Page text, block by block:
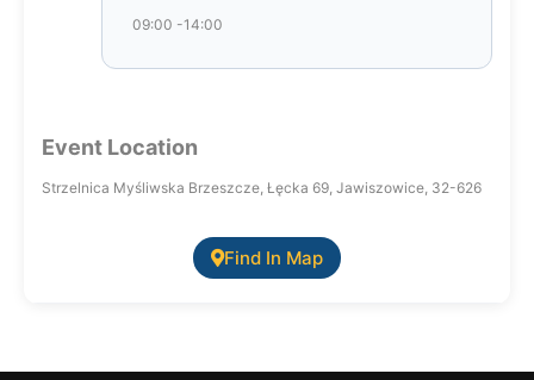
09:00 -14:00
Event Location
Strzelnica Myśliwska Brzeszcze, Łęcka 69, Jawiszowice, 32-626
Find In Map